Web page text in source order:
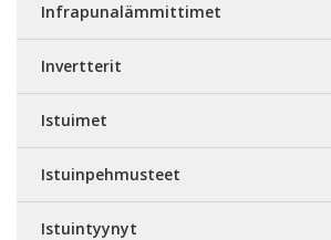
Infrapunalämmittimet
Invertterit
Istuimet
Istuinpehmusteet
Istuintyynyt